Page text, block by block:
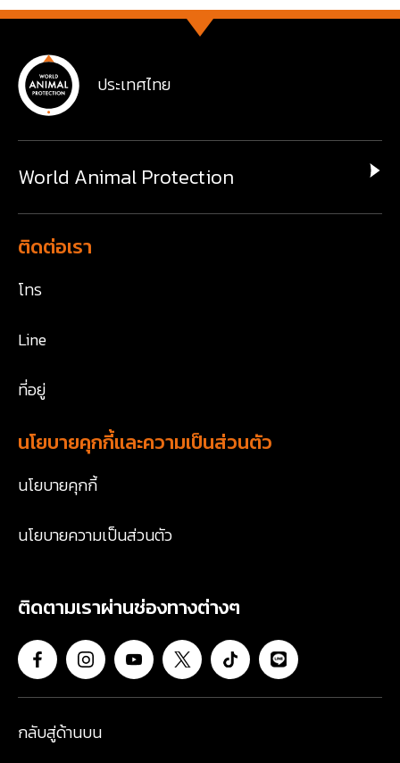
ประเทศไทย
World Animal Protection
ติดต่อเรา
โทร
Line
ที่อยู่
นโยบายคุกกี้และความเป็นส่วนตัว
นโยบายคุกกี้
นโยบายความเป็นส่วนตัว
ติดตามเราผ่านช่องทางต่างๆ
กลับสู่ด้านบน